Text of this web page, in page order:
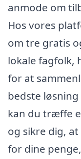
anmode om
Hos vores
om tre gratis
lokale fagfolk,
for at
bedste
kan du træffe
og sikre dig,
for dine